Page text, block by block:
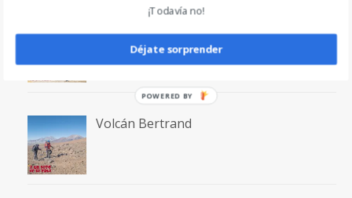
Laguna San Francisco
Volcán Bertrand
¡Todavía no!
Déjate sorprender
POWERED